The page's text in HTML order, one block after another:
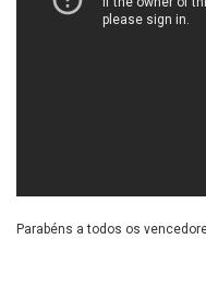
Parabéns a todos os